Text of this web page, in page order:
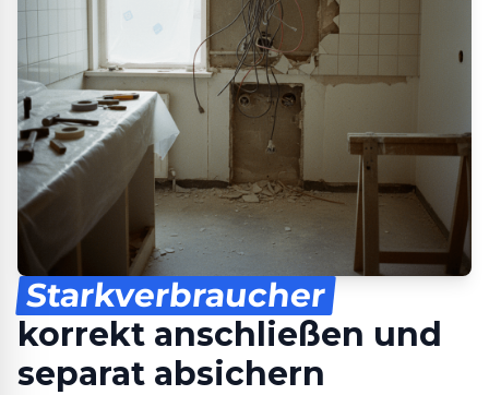
Starkverbraucher
korrekt anschließen und
separat absichern